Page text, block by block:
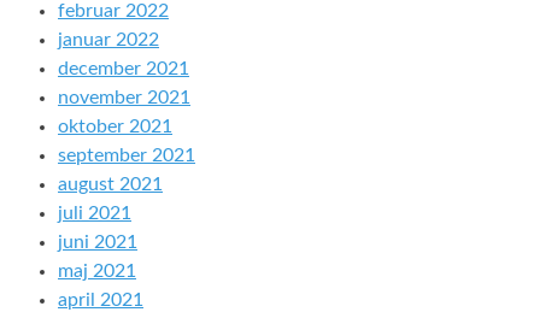
februar 2022
januar 2022
december 2021
november 2021
oktober 2021
september 2021
august 2021
juli 2021
juni 2021
maj 2021
april 2021